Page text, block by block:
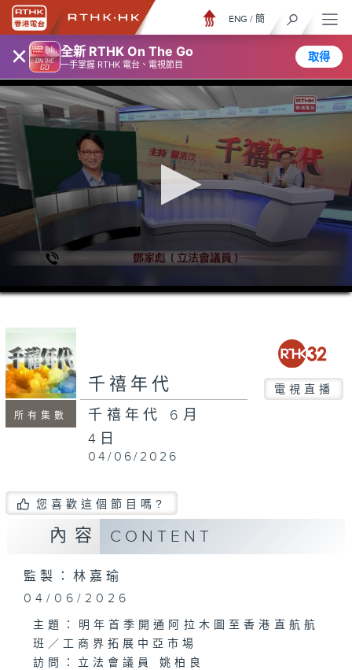
× 全新 RTHK On The Go
一手掌握 RTHK 電台、電視節目
取得
ENG / 簡
seconds
15
minutes,
54
seconds
所有集數
千禧年代 電視直播
千禧年代 6月
4日
04/06/2026
您喜歡這個節目嗎?
內容 CONTENT
監製：林嘉瑜
04/06/2026
主題：明年首季開通阿拉木圖至香港直航航
班／工商界拓展中亞市場
訪問：立法會議員 姚柏良